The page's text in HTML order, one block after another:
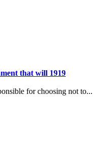
that will 1919
for choosing not to...